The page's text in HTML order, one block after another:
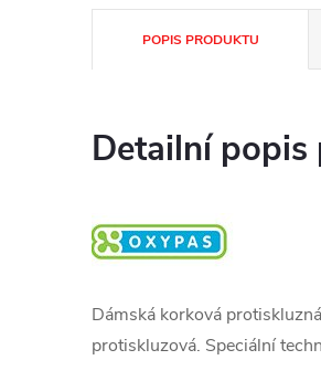
POPIS PRODUKTU
Detailní
Dámská korková
protiskluzová. Speciální